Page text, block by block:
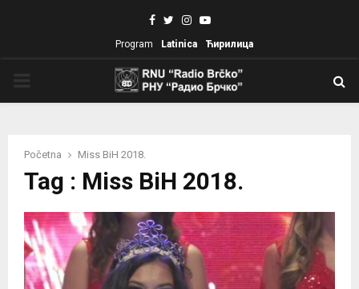
Facebook
TwitterInstagram
Youtube
Program Latinica Ћирилица
Početna Miss BiH 2018.
Tag : Miss BiH 2018.